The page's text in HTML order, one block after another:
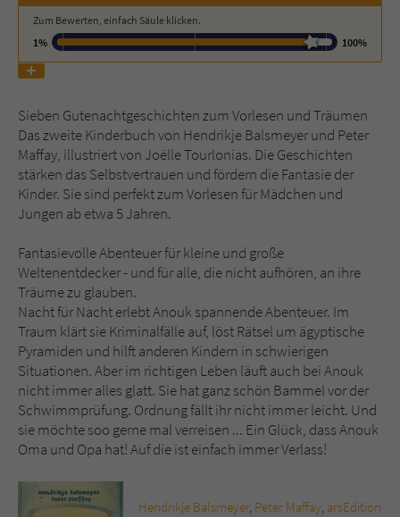
Zum Bewerten, einfach Säule klicken.
1%
100%
Sieben Gutenachtgeschichten zum Vorlesen und Träumen
Das zweite Kinderbuch von Hendrikje Balsmeyer und Peter
Maffay, illustriert von Joëlle Tourlonias. Die Geschichten
stärken das Selbstvertrauen und fördern die Fantasie der
Kinder. Sie sind perfekt zum Vorlesen für Mädchen und
Jungen ab etwa 5 Jahren.
Fantasievolle Abenteuer für kleine und große
Weltenentdecker - und für alle, die nicht aufhören, an ihre
Träume zu glauben.
Nacht für Nacht erlebt Anouk spannende Abenteuer. Im
Traum klärt sie Kriminalfälle auf, löst Rätsel um ägyptische
Pyramiden und hilft anderen Kindern in schwierigen
Situationen. Aber im richtigen Leben läuft auch bei Anouk
nicht immer alles glatt. Sie hat ganz schön Bammel vor der
Schwimmprüfung. Ordnung fällt ihr nicht immer leicht. Und
sie möchte soo gerne mal verreisen ... Ein Glück, dass Anouk
Oma und Opa hat! Auf die ist einfach immer Verlass!
Hendrikje Balsmeyer, Peter Maffay, arsEdition
Name tx_pwcomments_ahash
Anbieter
Laufzeit 1 Jahr
Zweck Cookie für Kommentare einzelner Buchtitel
Name
Anbieter Literatur-Couch Medien GmbH & Co. KG
Laufzeit Session
Zweck
Dieses Cookie gewährleistet die
Kommunikation der Webseite mit dem
Benutzer. Es wird benötigt um z. B. den
Sicherheitscode des Kontaktformulars zu
überprüfen.